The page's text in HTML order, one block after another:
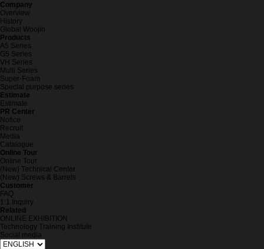
Company
Overview
History
Global Woojin
Products
A5 Series
G5 Series
VH Series
Multi Series
Super-Foam
Special purpose series
Estimate
Estimate
PR Center
Notice
Recruit
Media
Catalogue
Online Tour
Online Tour
(New) Technical Center
(New) Screws & Barrels
Customer
FAQ
1:1 Inquiry
Related
ONLINE EXHIBITION
Technology Training Institute
Social media